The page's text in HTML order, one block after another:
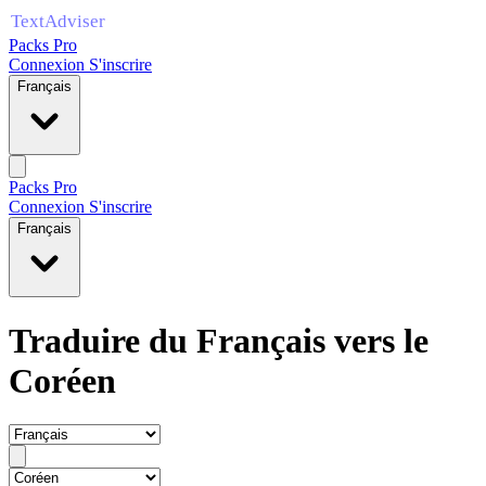
Packs Pro
Connexion S'inscrire
Français
Packs Pro
Connexion S'inscrire
Français
Traduire du Français vers le
Coréen